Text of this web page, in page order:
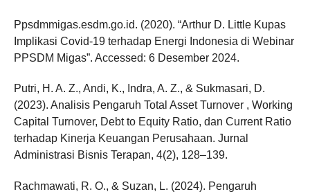
Ppsdmmigas.esdm.go.id. (2020). “Arthur D. Little Kupas
Implikasi Covid-19 terhadap Energi Indonesia di Webinar
PPSDM Migas”. Accessed: 6 Desember 2024.
Putri, H. A. Z., Andi, K., Indra, A. Z., & Sukmasari, D.
(2023). Analisis Pengaruh Total Asset Turnover , Working
Capital Turnover, Debt to Equity Ratio, dan Current Ratio
terhadap Kinerja Keuangan Perusahaan. Jurnal
Administrasi Bisnis Terapan, 4(2), 128–139.
Rachmawati, R. O., & Suzan, L. (2024). Pengaruh